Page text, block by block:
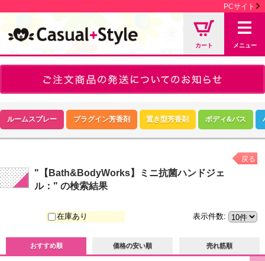
PCサイト
カート メニュー
ルームスプレー プラグイン芳香剤 置き型芳香剤 ボディ&バス
"【Bath&BodyWorks】ミニ抗菌ハンドジェ
ル：" の検索結果
戻る
おすすめ順 価格の安い順 売れ筋順
表示件数:
在庫あり